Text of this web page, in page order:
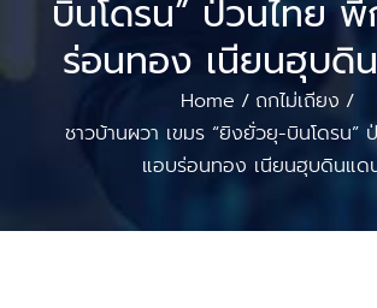
บินโดรน” ป่วนไทย
ร่อนทอง เนียนฮุบดิ
Home / ถกไม่เถียง /
ชาวบ้านผวา เขมร “ยิงยั่วยุ-บินโดรน”
แอบร่อนทอง เนียนฮุบดินแด